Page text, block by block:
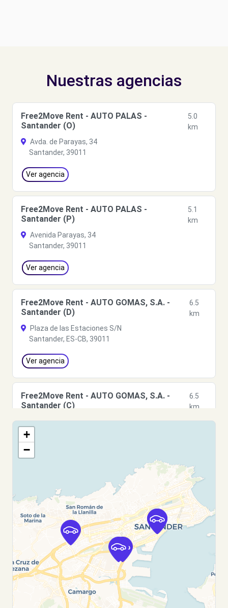
Nuestras agencias
Free2Move Rent - AUTO PALAS -
Santander (O)
5.0
km
Avda. de Parayas, 34
Santander, 39011
Ver agencia
Free2Move Rent - AUTO PALAS -
Santander (P)
5.1
km
Avenida Parayas, 34
Santander, 39011
Ver agencia
Free2Move Rent - AUTO GOMAS, S.A. -
Santander (D)
6.5
km
Plaza de las Estaciones S/N
Santander, ES-CB, 39011
Ver agencia
Free2Move Rent - AUTO GOMAS, S.A. -
Santander (C)
6.5
km
Plaza de las Estaciones S/N
Santander, ES-CB, 39011
Free2Move Rent - AUTO GOMAS S.A.U -
SANTANDER (AR)
7.0
km
39 POLIGONO EL CAMPON
SANTANDER, ES-CB, 39011
Ver agencia
+
−